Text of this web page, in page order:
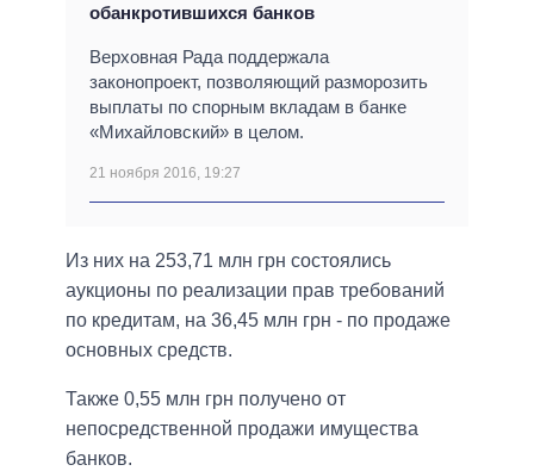
обанкротившихся банков
Верховная Рада поддержала
законопроект, позволяющий разморозить
выплаты по спорным вкладам в банке
«Михайловский» в целом.
21 ноября 2016, 19:27
Из них на 253,71 млн грн состоялись
аукционы по реализации прав требований
по кредитам, на 36,45 млн грн - по продаже
основных средств.
Также 0,55 млн грн получено от
непосредственной продажи имущества
банков.